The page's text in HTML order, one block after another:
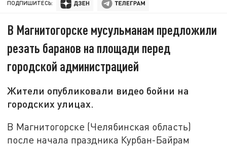
ПОДПИШИТЕСЬ:
В Магнитогорске мусульманам предложили
резать баранов на площади перед
городской администрацией
Жители опубликовали видео бойни на
городских улицах.
В Магнитогорске (Челябинская область)
после начала праздника Курбан-Байрам